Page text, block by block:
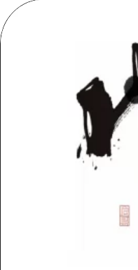
体験型
おすす
産業・
お役
事前・
提供
オン
旅行会
観光素材
統計データ
補助金情
公募入札
ひろし